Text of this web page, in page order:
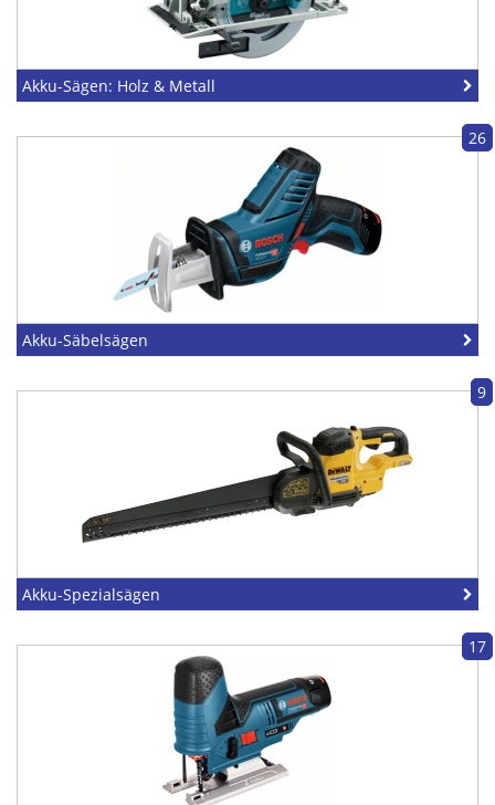
Akku-Sägen: Holz & Metall
26
Akku-Säbelsägen
9
Akku-Spezialsägen
17